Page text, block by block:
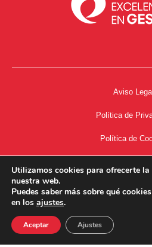
Aviso Legal
Política de
Política de
34667504662
Utilizamos cookies para ofrecerte la
nuestra web.
Puedes saber más sobre qué
en los ajustes.
Aceptar Ajustes